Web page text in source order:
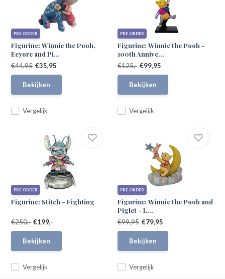
PRE ORDER
Figurine: Winnie the Pooh,
Eeyore and Pi...
Vergelijk
€44,95 €35,95
Bekijken
PRE ORDER
Figurine: Winnie the Pooh -
100th Annive...
Vergelijk
€125,- €99,95
Bekijken
PRE ORDER
Figurine: Stitch - Fighting
Vergelijk
€250,- €199,-
Bekijken
PRE ORDER
Figurine: Winnie the Pooh and
Piglet - L...
Vergelijk
€99,95 €79,95
Bekijken